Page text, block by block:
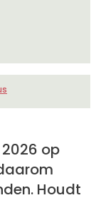
op
Houdt